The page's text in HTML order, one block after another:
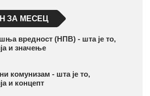
ЗА МЕСЕЦ
вредност (НПВ) - шта је то,
и значење
комунизам - шта је то,
и концепт